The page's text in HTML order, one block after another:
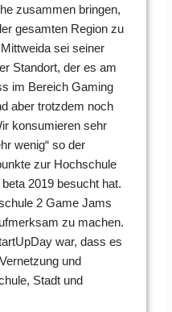
zusammen bringen,
gesamten Region zu
sei seiner
Standort, der es am
im Bereich Gaming
aber trotzdem noch
konsumieren sehr
wenig“ so der
zur Hochschule
2019 besucht hat.
2 Game Jams
zu machen.
war, dass es
und
Stadt und